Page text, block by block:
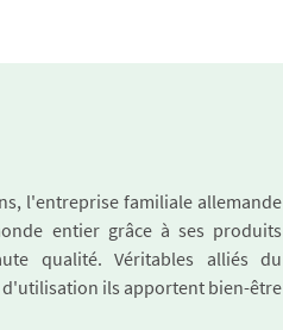
l'entreprise familiale allemande
entier grâce à ses produits
qualité. Véritables alliés du
ils apportent bien-être